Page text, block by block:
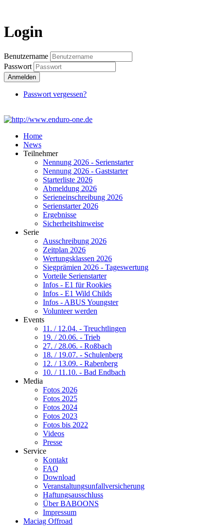
Login
Benutzername
Passwort
Anmelden
Passwort vergessen?
Home
News
Teilnehmer
Nennung 2026 - Serienstarter
Nennung 2026 - Gaststarter
Starterliste 2026
Abmeldung 2026
Serieneinschreibung 2026
Serienstarter 2026
Ergebnisse
Sicherheitshinweise
Serie
Ausschreibung 2026
Zeitplan 2026
Wertungsklassen 2026
Siegprämien 2026 - Tageswertung
Vorteile Serienstarter
Infos - E1 für Rookies
Infos - E1 Wild Childs
Infos - ABUS Youngster
Volunteer werden
Events
11. / 12.04. - Treuchtlingen
19. / 20.06. - Trieb
27. / 28.06. - Roßbach
18. / 19.07. - Schulenberg
12. / 13.09. - Rabenberg
10. / 11.10. - Bad Endbach
Media
Fotos 2026
Fotos 2025
Fotos 2024
Fotos 2023
Fotos bis 2022
Videos
Presse
Service
Kontakt
FAQ
Download
Veranstaltungsunfallversicherung
Haftungsausschluss
Über BABOONS
Impressum
Maciag Offroad